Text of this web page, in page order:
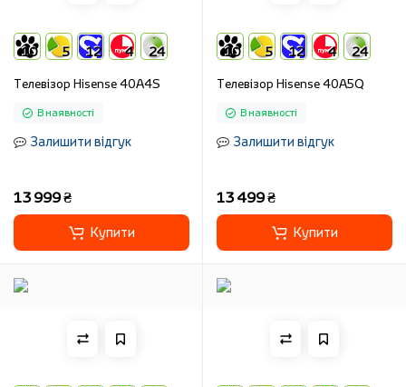
10 5 12 4 24
Телевізор Hisense 40A4S
В наявності
Залишити відгук
13 999 ₴
Купити
10 5 12 4 24
Телевізор Hisense 40A5Q
В наявності
Залишити відгук
13 499 ₴
Купити